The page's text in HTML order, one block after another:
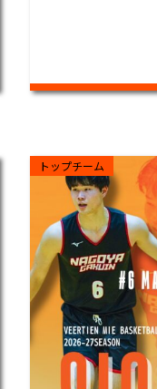
トップチーム